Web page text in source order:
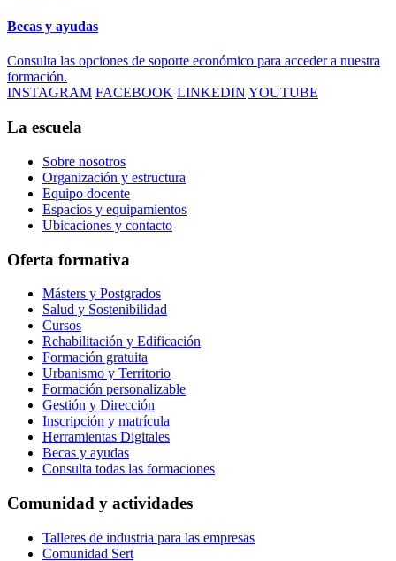
Becas y ayudas
Consulta las opciones de soporte económico para acceder a nuestra
formación.
INSTAGRAM FACEBOOK LINKEDIN YOUTUBE
La escuela
Sobre nosotros
Organización y estructura
Equipo docente
Espacios y equipamientos
Ubicaciones y contacto
Oferta formativa
Másters y Postgrados
Salud y Sostenibilidad
Cursos
Rehabilitación y Edificación
Formación gratuita
Urbanismo y Territorio
Formación personalizable
Gestión y Dirección
Inscripción y matrícula
Herramientas Digitales
Becas y ayudas
Consulta todas las formaciones
Comunidad y actividades
Talleres de industria para las empresas
Comunidad Sert